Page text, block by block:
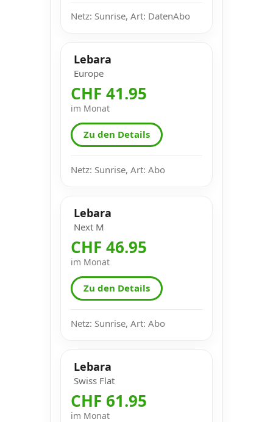
Netz: Sunrise, Art: DatenAbo
Lebara
Europe
CHF 41.95
im Monat
Zu den Details
Netz: Sunrise, Art: Abo
Lebara
Next M
CHF 46.95
im Monat
Zu den Details
Netz: Sunrise, Art: Abo
Lebara
Swiss Flat
CHF 61.95
im Monat